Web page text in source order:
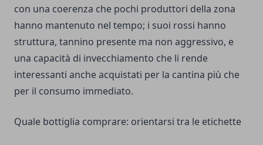
con una coerenza che pochi produttori della zona
hanno mantenuto nel tempo; i suoi rossi hanno
struttura, tannino presente ma non aggressivo, e
una capacità di invecchiamento che li rende
interessanti anche acquistati per la cantina più che
per il consumo immediato.
Quale bottiglia comprare: orientarsi tra le etichette